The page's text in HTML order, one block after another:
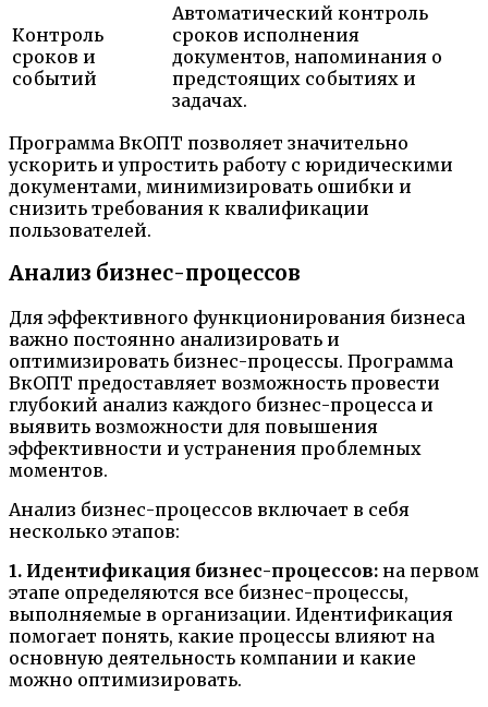
Контроль
сроков и
событий
Автоматический контроль
сроков исполнения
документов, напоминания о
предстоящих событиях и
задачах.
Программа ВкОПТ позволяет значительно
ускорить и упростить работу с юридическими
документами, минимизировать ошибки и
снизить требования к квалификации
пользователей.
Анализ бизнес-процессов
Для эффективного функционирования бизнеса
важно постоянно анализировать и
оптимизировать бизнес-процессы. Программа
ВкОПТ предоставляет возможность провести
глубокий анализ каждого бизнес-процесса и
выявить возможности для повышения
эффективности и устранения проблемных
моментов.
Анализ бизнес-процессов включает в себя
несколько этапов:
1. Идентификация бизнес-процессов: на первом
этапе определяются все бизнес-процессы,
выполняемые в организации. Идентификация
помогает понять, какие процессы влияют на
основную деятельность компании и какие
можно оптимизировать.